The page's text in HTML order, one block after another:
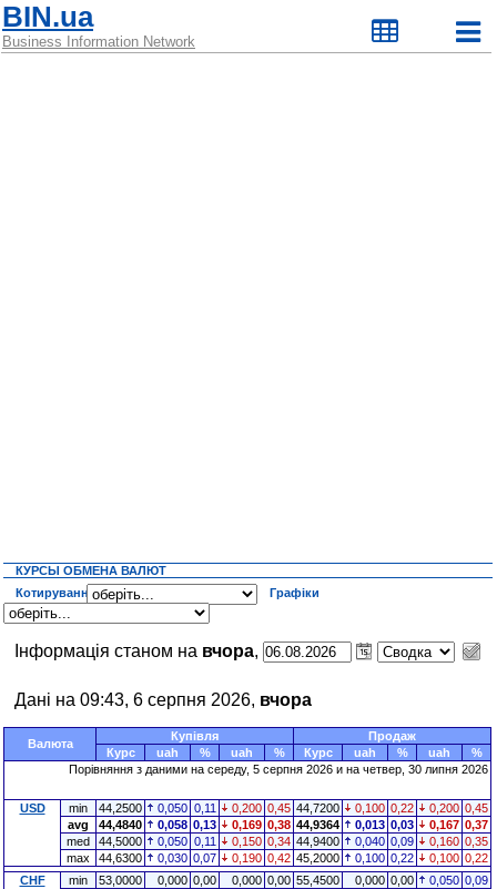
BIN.ua
Business Information Network
КУРСЫ ОБМЕНА ВАЛЮТ
Котирування
Графіки
Інформація станом на вчора,
Дані на 09:43, 6 серпня 2026, вчора
Валюта
Купівля
Продаж
Курс
uah % uah % Курс uah % uah
%
Порівняння з даними на середу, 5 серпня 2026 и на четвер, 30 липня 2026
USD min 44,2500 0,050 0,11 0,200 0,45 44,7200 0,100 0,22 0,200 0,45
avg
44,4840 0,058 0,13 0,169 0,38 44,9364 0,013 0,03 0,167 0,37
med
44,5000 0,050 0,11 0,150 0,34 44,9400 0,040 0,09 0,160 0,35
max
44,6300 0,030 0,07 0,190 0,42 45,2000 0,100 0,22 0,100 0,22
CHF
min 53,0000 0,000 0,00 0,000 0,00 55,4500 0,000 0,00 0,050 0,09